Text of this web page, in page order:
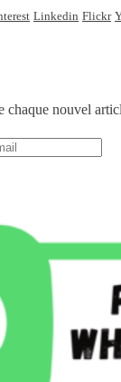
Linkedin Flickr
chaque nouvel